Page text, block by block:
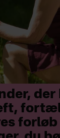
der
forløb